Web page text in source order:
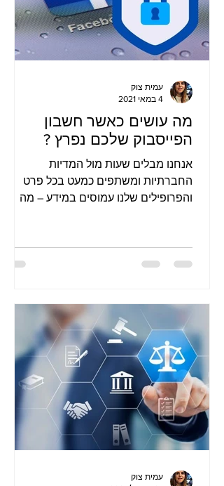
מה עושים כאשר חשבון
הפייסבוק שלכם נפרץ ?
אנחנו מבלים שעות מול המדיות
החברתיות ומשתפים כמעט בכל פרט
והפרופילים שלנו עמוסים במידע – מה
עמית צוק
4 במאי 2021
עמית צוק